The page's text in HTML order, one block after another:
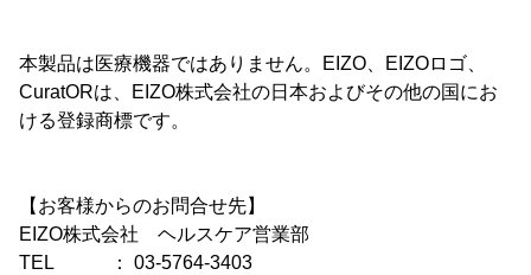
本製品は医療機器ではありません。EIZO、EIZOロゴ、
CuratORは、EIZO株式会社の日本およびその他の国にお
ける登録商標です。
【お客様からのお問合せ先】
EIZO株式会社 ヘルスケア営業部
TEL ： 03-5764-3403